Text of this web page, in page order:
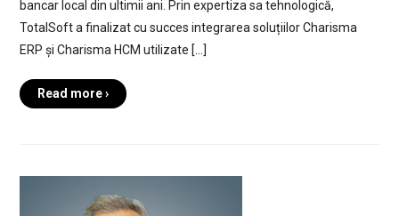
bancar local din ultimii ani. Prin expertiza sa tehnologică,
TotalSoft a finalizat cu succes integrarea soluțiilor Charisma
ERP și Charisma HCM utilizate […]
Read more ›